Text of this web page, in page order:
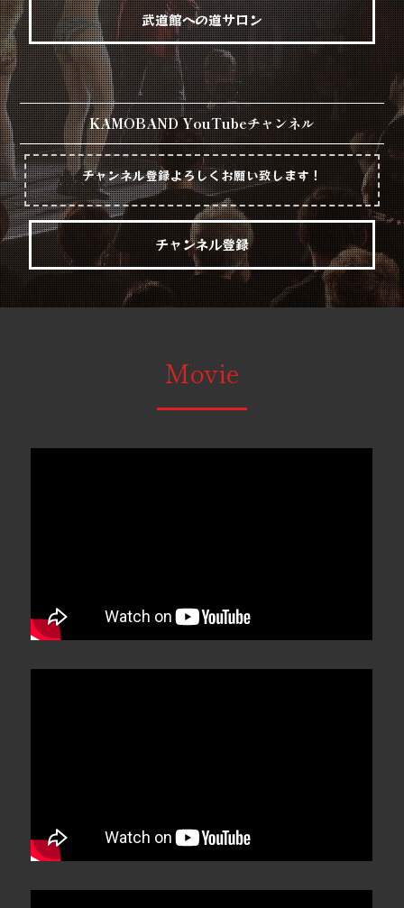
武道館への道サロン
KAMOBAND YouTubeチャンネル
チャンネル登録よろしくお願い致します！
チャンネル登録
Movie